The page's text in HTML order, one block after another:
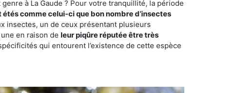
à La Gaude ? Pour votre tranquillité, la période
comme celui-ci que bon nombre d’insectes
insectes, un de ceux présentant plusieurs
en raison de leur piqûre réputée être très
qui entourent l’existence de cette espèce